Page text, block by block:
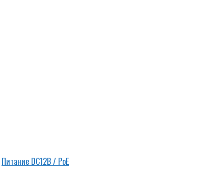
Питание DC12В / PoE